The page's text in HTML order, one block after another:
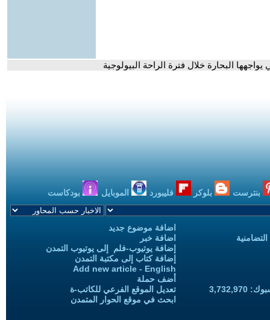
يواجهها البحارة خلال فترة الراحة البيولوجية
بنترست بلوكر فليبورد الموبايل بودكاست
اضافة موضوع جديد
اضافة خبر
إضافة يوتيوب-فلم إلى يوتيوب التمدن
إضافة كتاب إلى مكتبة التمدن
Add new article - English
أضف حملة
تعديل الموقع الفرعي للكاتب-ة
ابحث في موقع الحوار المتمدن